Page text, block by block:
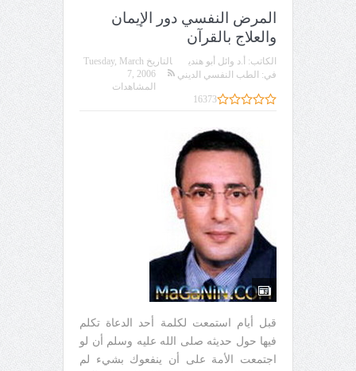
المرض النفسي دور الإيمان
والعلاج بالقرآن
الكاتب: أ.د وائل أبو هندي التاريخ Tuesday, March
7, 2006
في: الطب النفسي الديني
المشاهدات
16373
قبل أيام استمعت لكلمة أحد الدعاة تكلم
فيها حول حديثه صلى الله عليه وسلم أن لو
اجتمعت الأمة على أن ينفعوك بشيء لم